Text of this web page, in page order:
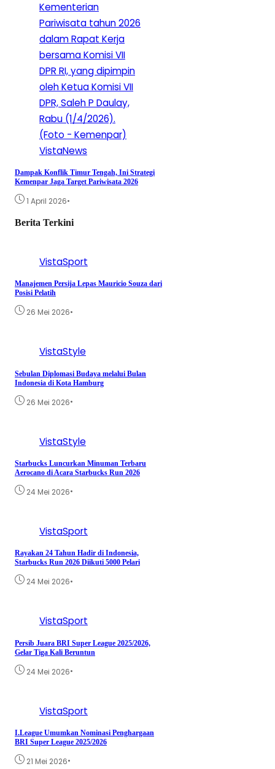
VistaNews
Dampak Konflik Timur Tengah, Ini Strategi
Kemenpar Jaga Target Pariwisata 2026
1 April 2026•
Berita Terkini
VistaSport
Manajemen Persija Lepas Mauricio Souza dari
Posisi Pelatih
26 Mei 2026•
VistaStyle
Sebulan Diplomasi Budaya melalui Bulan
Indonesia di Kota Hamburg
26 Mei 2026•
VistaStyle
Starbucks Luncurkan Minuman Terbaru
Aerocano di Acara Starbucks Run 2026
24 Mei 2026•
VistaSport
Rayakan 24 Tahun Hadir di Indonesia,
Starbucks Run 2026 Diikuti 5000 Pelari
24 Mei 2026•
VistaSport
Persib Juara BRI Super League 2025/2026,
Gelar Tiga Kali Beruntun
24 Mei 2026•
VistaSport
I.League Umumkan Nominasi Penghargaan
BRI Super League 2025/2026
21 Mei 2026•